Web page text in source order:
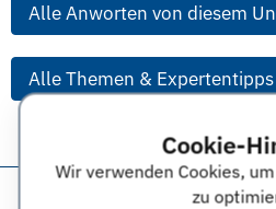
Cookie-
Wir verwenden Cookies,
zu
Alle Anworten von diesem
Alle Themen & Expertentipps
Diese Seite teilen: